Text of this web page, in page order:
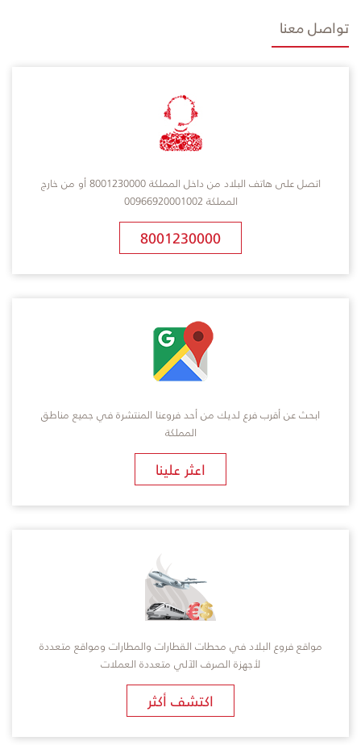
تواصل معنا
اتصل على هاتف البلاد من داخل المملكة 8001230000 أو من خارج
المملكة 00966920001002
8001230000
ابحث عن أقرب فرع لديك من أحد فروعنا المنتشرة في جميع مناطق
المملكة
​اعثر علينا
مواقع فروع البلاد في محطات القطارات والمطارات ومواقع متعددة
لأجهزة الصرف الآلي متعددة العملات
اكتشف أكثر